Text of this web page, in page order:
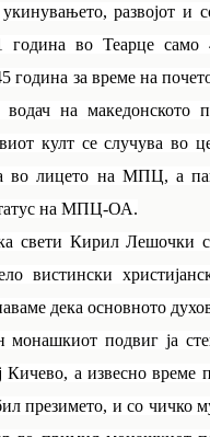
развојот и
во Теарце само
за време на
на македонското
култ се случува во
во лицето на МПЦ, а
на МПЦ-ОА.
свети Кирил Лешочки
вистински
дека основното
монашкиот подвиг ја
а извесно време
презимето, и со чичко